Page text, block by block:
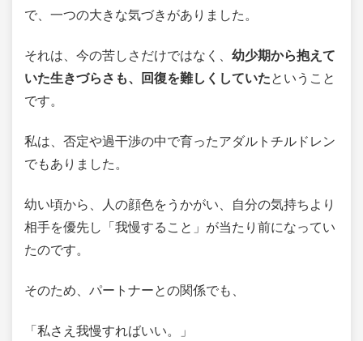
で、一つの大きな気づきがありました。
それは、今の苦しさだけではなく、 幼少期から抱えて
いた生きづらさも、回復を難しくしていたということ
です。
私は、否定や過干渉の中で育ったアダルトチルドレン
でもありました。
幼い頃から、人の顔色をうかがい、自分の気持ちより
相手を優先し「我慢すること」が当たり前になってい
たのです。
そのため、パートナーとの関係でも、
「私さえ我慢すればいい。」